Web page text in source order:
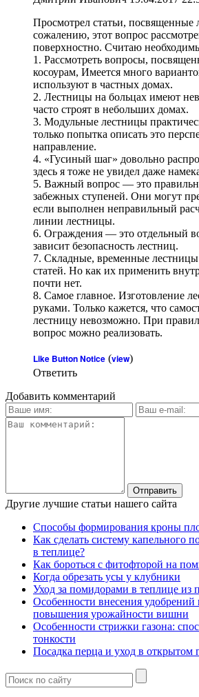
Просмотрел статьи, посвященные
сожалению, этот вопрос
поверхностно. Считаю
1. Рассмотреть вопросы,
косоурам, Имеется много
используют в частных домах.
2. Лестницы на больцах имеют
часто строят в небольших домах.
3. Модульные лестницы
только попытка описать это
направление.
4. «Гусиный шаг» довольно
здесь я тоже не увидел даже
5. Важный вопрос — это
забежных ступеней. Они могут
если выполнен неправильный
линии лестницы.
6. Ограждения — это отдельный
зависит безопасность лестниц.
7. Складные, временные
статей. Но как их применить
почти нет.
8. Самое главное. Изготовление
руками. Только кажется, что
лестницу невозможно. При
вопрос можно реализовать.
Like Button Notice (view)
Ответить
Добавить комментарий
Другие лучшие статьи нашего сайта
Способы формирования кроны
Как сделать систему капельного
в теплице?
Как бороться с фитофторой на
Когда обрезать усы у клубники
Уход за помидорами в теплице из
Особенности внесения удобрений
повышения урожайности вишни
Особенности стрижки газона:
тонкости
Посадка перца и уход в открытом